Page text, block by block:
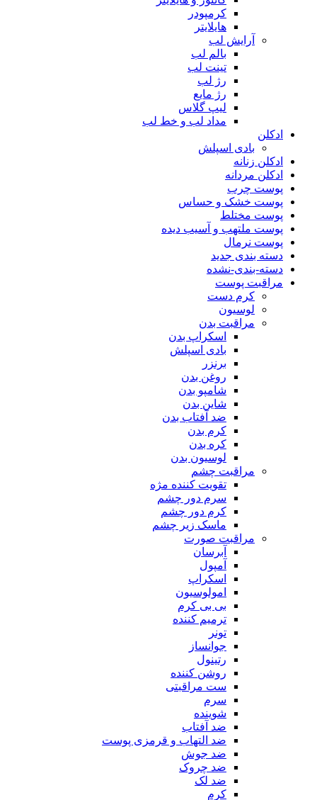
کرمپودر
هایلایتر
آرایش لب
بالم لب
تینت لب
رژ لب
رژ مایع
لیپ گلاس
مداد لب و خط لب
ادکلن
بادی اسپلش
ادکلن زنانه
ادکلن مردانه
پوست چرب
پوست خشک و حساس
پوست مختلط
پوست ملتهب و آسیب دیده
پوست نرمال
دسته بندی جدید
دسته-بندی-نشده
مراقبت پوست
کرم دست
لوسیون
مراقبت بدن
اسکراپ بدن
بادی اسپلش
برنزر
روغن بدن
شامپو بدن
شاین بدن
ضد آفتاب بدن
کرم بدن
کره بدن
لوسیون بدن
مراقبت چشم
تقویت کننده مژه
سرم دور چشم
کرم دور چشم
ماسک زیر چشم
مراقبت صورت
آبرسان
آمپول
اسکراپ
امولوسیون
بی بی کرم
ترمیم کننده
تونر
جوانساز
رتینول
روشن کننده
ست مراقبتی
سرم
شوینده
ضد آفتاب
ضد التهاب و قرمزی پوست
‌ضد جوش
ضد چروک
ضد لک
کرم